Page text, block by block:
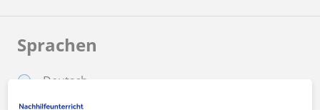
Sprachen
Deutsch